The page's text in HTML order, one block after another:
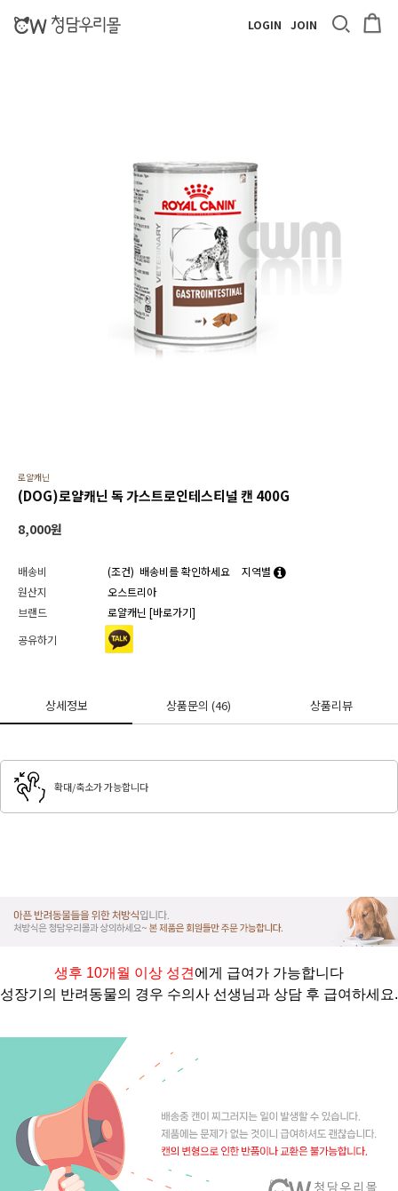
LOGIN JOIN
로얄캐닌
(DOG)로얄캐닌 독 가스트로인테스티널 캔 400G
8,000원
배송비 (조건) 배송비를 확인하세요
지역별
원산지
오스트리아
브랜드
로얄캐닌 [바로가기]
공유하기
상세정보 상품문의(46) 상품리뷰
확대/축소가 가능합니다
생후 10개월 이상 성견 에게 급여가 가능합니다
성장기의 반려동물의 경우 수의사 선생님과 상담 후 급여하세요.